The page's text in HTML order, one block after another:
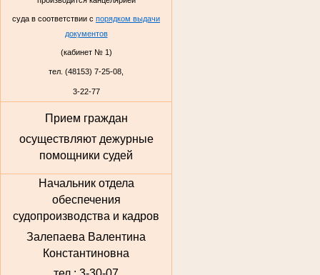
суда в соответствии с порядком выдачи
документов
(кабинет № 1)
тел. (48153) 7-25-08,
3-22-77
Прием граждан
осуществляют дежурные
помощники судей
Начальник отдела
обеспечения
судопроизводства и кадров
Залепаева Валентина
Константиновна